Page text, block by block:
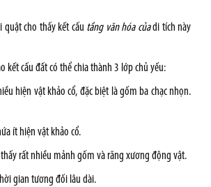
quật cho thấy kết cấu tầng văn hóa củadi tích này
cấu đất có thể chia thành 3 lớp chủ yếu:
hiện vật khảo cổ, đặc biệt là gốm ba chạc nhọn.
ít hiện vật khảo cổ.
rất nhiều mảnh gốm và răng xương động vật.
gian tương đối lâu dài.